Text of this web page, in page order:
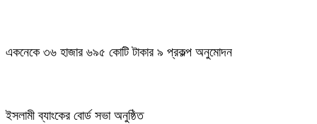
একনেকে ৩৬ হাজার ৬৯৫ কোটি টাকার ৯ প্রকল্প অনুমোদন
ইসলামী ব্যাংকের বোর্ড সভা অনুষ্ঠিত